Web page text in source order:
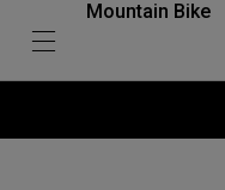
Mountain Bike